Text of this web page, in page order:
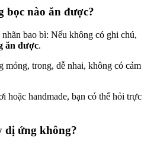
bọc nào ăn được?
bao bì: Nếu không có ghi chú,
ăn được.
mỏng, trong, dễ nhai, không có cảm
hoặc handmade, bạn có thể hỏi trực
dị ứng không?